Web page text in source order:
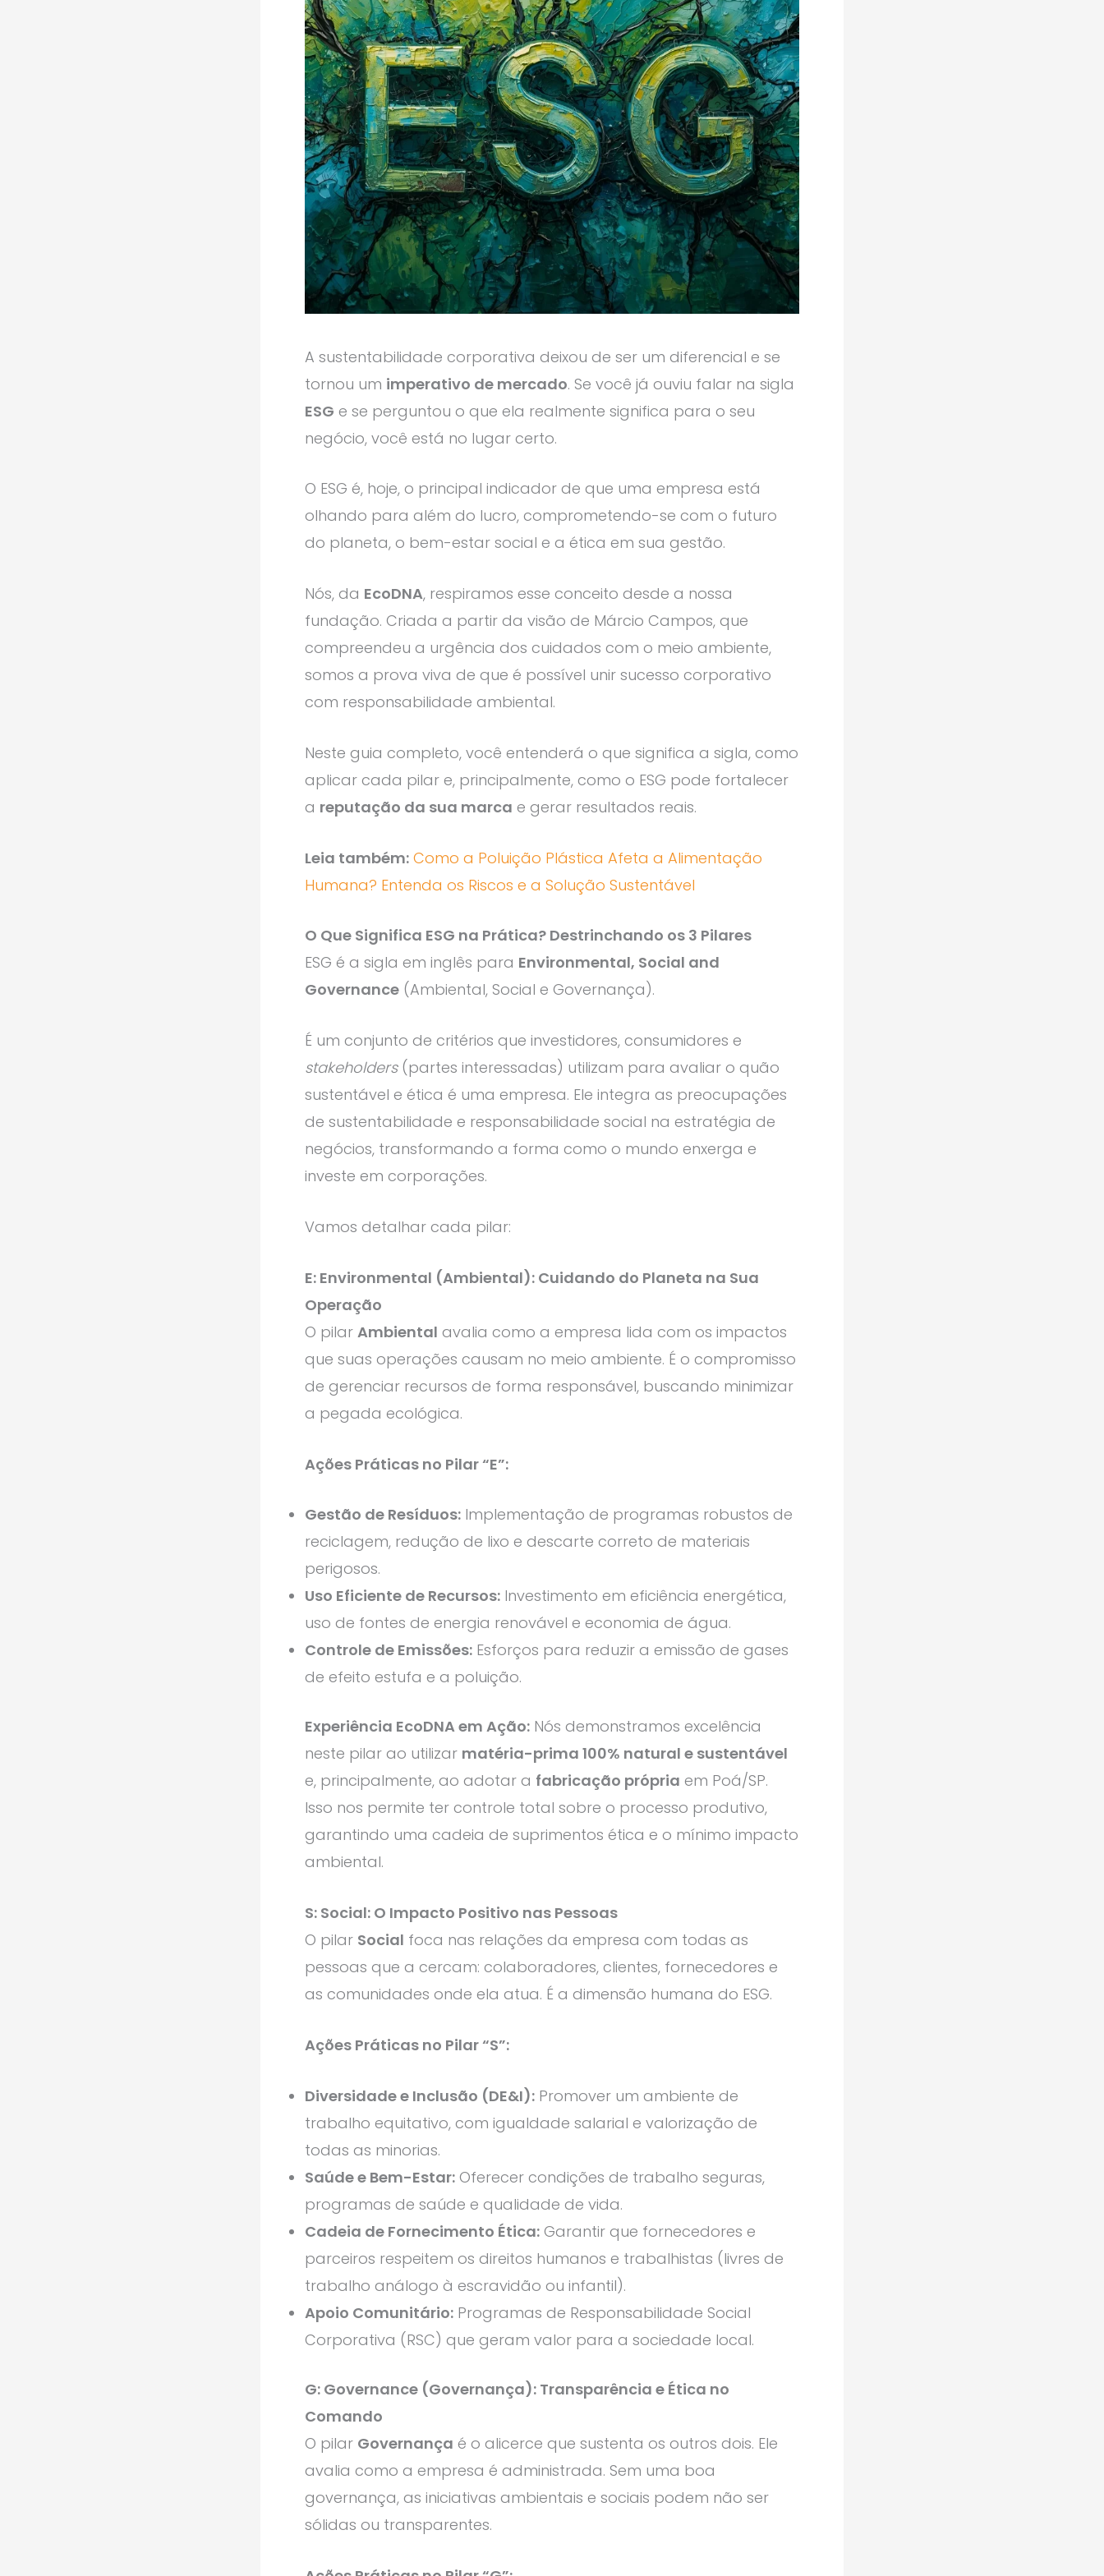
A sustentabilidade corporativa deixou de ser um diferencial e se
tornou um imperativo de mercado. Se você já ouviu falar na sigla
ESG e se perguntou o que ela realmente significa para o seu
negócio, você está no lugar certo.
O ESG é, hoje, o principal indicador de que uma empresa está
olhando para além do lucro, comprometendo-se com o futuro
do planeta, o bem-estar social e a ética em sua gestão.
Nós, da EcoDNA, respiramos esse conceito desde a nossa
fundação. Criada a partir da visão de Márcio Campos, que
compreendeu a urgência dos cuidados com o meio ambiente,
somos a prova viva de que é possível unir sucesso corporativo
com responsabilidade ambiental.
Neste guia completo, você entenderá o que significa a sigla, como
aplicar cada pilar e, principalmente, como o ESG pode fortalecer
a reputação da sua marca e gerar resultados reais.
Leia também: Como a Poluição Plástica Afeta a Alimentação
Humana? Entenda os Riscos e a Solução Sustentável
O Que Significa ESG na Prática? Destrinchando os 3 Pilares
ESG é a sigla em inglês para Environmental, Social and
Governance (Ambiental, Social e Governança).
É um conjunto de critérios que investidores, consumidores e
stakeholders(partes interessadas) utilizam para avaliar o quão
sustentável e ética é uma empresa. Ele integra as preocupações
de sustentabilidade e responsabilidade social na estratégia de
negócios, transformando a forma como o mundo enxerga e
investe em corporações.
Vamos detalhar cada pilar:
E: Environmental (Ambiental): Cuidando do Planeta na Sua
Operação
O pilar Ambiental avalia como a empresa lida com os impactos
que suas operações causam no meio ambiente. É o compromisso
de gerenciar recursos de forma responsável, buscando minimizar
a pegada ecológica.
Ações Práticas no Pilar “E”:
Gestão de Resíduos: Implementação de programas robustos de
reciclagem, redução de lixo e descarte correto de materiais
perigosos.
Uso Eficiente de Recursos: Investimento em eficiência energética,
uso de fontes de energia renovável e economia de água.
Controle de Emissões: Esforços para reduzir a emissão de gases
de efeito estufa e a poluição.
Experiência EcoDNA em Ação: Nós demonstramos excelência
neste pilar ao utilizar matéria-prima 100% natural e sustentável
e, principalmente, ao adotar a fabricação própria em Poá/SP.
Isso nos permite ter controle total sobre o processo produtivo,
garantindo uma cadeia de suprimentos ética e o mínimo impacto
ambiental.
S: Social: O Impacto Positivo nas Pessoas
O pilar Social foca nas relações da empresa com todas as
pessoas que a cercam: colaboradores, clientes, fornecedores e
as comunidades onde ela atua. É a dimensão humana do ESG.
Ações Práticas no Pilar “S”:
Diversidade e Inclusão (DE&I): Promover um ambiente de
trabalho equitativo, com igualdade salarial e valorização de
todas as minorias.
Saúde e Bem-Estar: Oferecer condições de trabalho seguras,
programas de saúde e qualidade de vida.
Cadeia de Fornecimento Ética: Garantir que fornecedores e
parceiros respeitem os direitos humanos e trabalhistas (livres de
trabalho análogo à escravidão ou infantil).
Apoio Comunitário: Programas de Responsabilidade Social
Corporativa (RSC) que geram valor para a sociedade local.
G: Governance (Governança): Transparência e Ética no
Comando
O pilar Governança é o alicerce que sustenta os outros dois. Ele
avalia como a empresa é administrada. Sem uma boa
governança, as iniciativas ambientais e sociais podem não ser
sólidas ou transparentes.